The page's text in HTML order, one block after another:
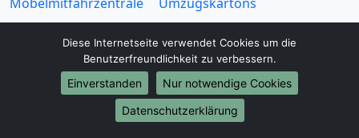
Europa-Umzüge
Diese Internetseite verwendet Cookies um die
Benutzerfreundlichkeit zu verbessern.
Einverstanden
Nur notwendige Cookies
Datenschutzerklärung